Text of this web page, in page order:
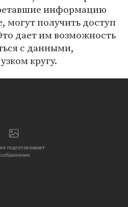
информацию
получить доступ
дает им возможность
с данными,
кругу.